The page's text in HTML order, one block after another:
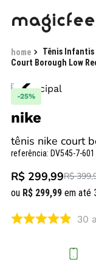
Tênis Infantis
Court Borough Low
-25%
nike
tênis nike court
referência: DV545-7-601
R$ 299,99R$
ou R$ 299,99 em até
30